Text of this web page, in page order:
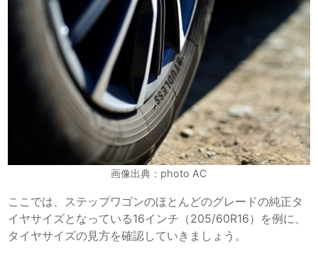
画像出典：photo AC
ここでは、ステップワゴンのほとんどのグレードの純正タ
イヤサイズとなっている16インチ（205/60R16）を例に、
タイヤサイズの見方を確認していきましょう。